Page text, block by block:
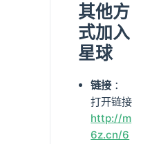
其他方
式加入
星球
链接：
打开链接
http://m
6z.cn/6